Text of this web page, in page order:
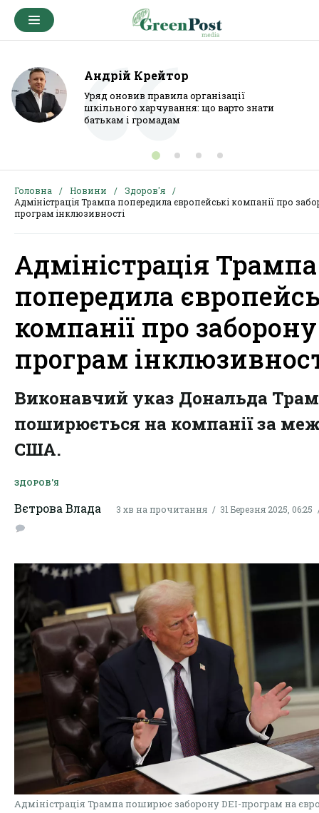
Андрій Крейтор
Уряд оновив правила організації
шкільного харчування: що варто знати
батькам і громадам
Головна Новини
Здоров'я
Адміністрація Трампа попередила європейські компанії про
програм інклюзивності
Адміністрація Трампа
попередила
компанії про заборону
програм
Виконавчий указ Дональда
поширюється на компанії за
США.
ЗДОРОВ'Я
Вєтрова Влада 3 хв на прочитання 31 Березня 2025, 06:25
Адміністрація Трампа поширює заборону DEI-програм на